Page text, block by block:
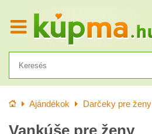
KezdőlapAjándékok Darčeky pre ženy
Vankúše pre ženy